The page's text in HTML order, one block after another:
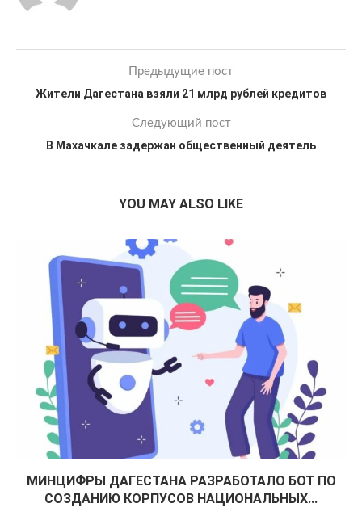
Предыдущие пост
Жители Дагестана взяли 21 млрд рублей кредитов
Следующий пост
В Махачкале задержан общественный деятель
YOU MAY ALSO LIKE
МИНЦИФРЫ ДАГЕСТАНА РАЗРАБОТАЛО БОТ ПО
СОЗДАНИЮ КОРПУСОВ НАЦИОНАЛЬНЫХ...